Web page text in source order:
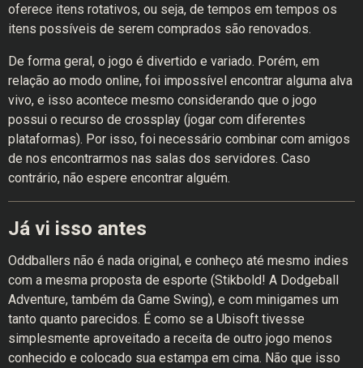
oferece itens rotativos, ou seja, de tempos em tempos os
itens possíveis de serem comprados são renovados.
De forma geral, o jogo é divertido e variado. Porém, em
relação ao modo online, foi impossível encontrar alguma alva
vivo, e isso acontece mesmo considerando que o jogo
possui o recurso de crossplay (jogar com diferentes
plataformas). Por isso, foi necessário combinar com amigos
de nos encontrarmos nas salas dos servidores. Caso
contrário, não espere encontrar alguém.
Já vi isso antes
Oddballers não é nada original, e conheço até mesmo indies
com a mesma proposta de esporte (Stikbold! A Dodgeball
Adventure, também da Game Swing), e com minigames um
tanto quanto parecidos. É como se a Ubisoft tivesse
simplesmente aproveitado a receita de outro jogo menos
conhecido e colocado sua estampa em cima. Não que isso